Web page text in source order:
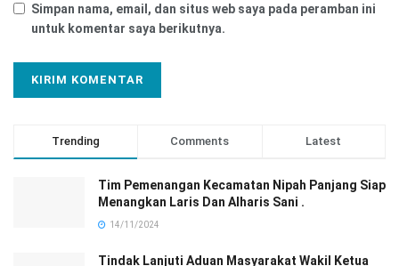
Simpan nama, email, dan situs web saya pada peramban ini
untuk komentar saya berikutnya.
Trending Comments Latest
Tim Pemenangan Kecamatan Nipah Panjang Siap
Menangkan Laris Dan Alharis Sani .
14/11/2024
Tindak Lanjuti Aduan Masyarakat Wakil Ketua